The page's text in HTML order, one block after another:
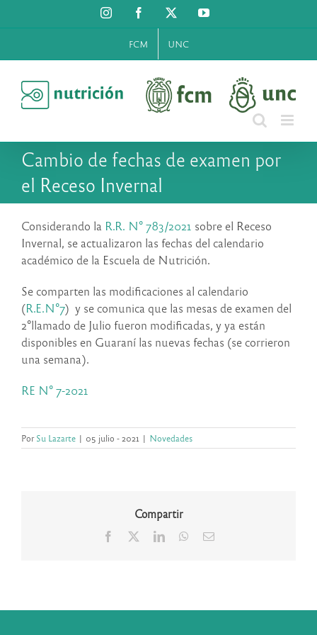
al
InstagramFacebook YouTube
FCM UNC
Cambio de fechas de examen por
el Receso Invernal
Considerando la R.R. N° 783/2021 sobre el Receso
Invernal, se actualizaron las fechas del calendario
académico de la Escuela de Nutrición.
Se comparten las modificaciones al calendario
(R.E.N°7) y se comunica que las mesas de examen del
2°llamado de Julio fueron modificadas, y ya están
disponibles en Guaraní las nuevas fechas (se corrieron
una semana).
RE N° 7-2021
PorSu Lazarte | 05 julio - 2021 | Novedades
Compartir
Facebook LinkedInWhatsApp
Correo